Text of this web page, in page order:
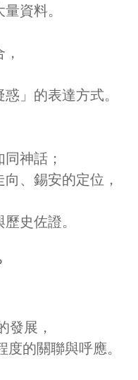
資料。
」的表達方式。
神話；
、錫安的定位，
史佐證。
發展，
的關聯與呼應。